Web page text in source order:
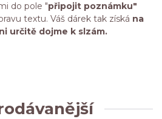
do pole "připojit poznámku"
textu. Váš dárek tak získá na
určitě dojme k slzám.